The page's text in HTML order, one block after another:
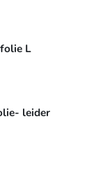
L
leider